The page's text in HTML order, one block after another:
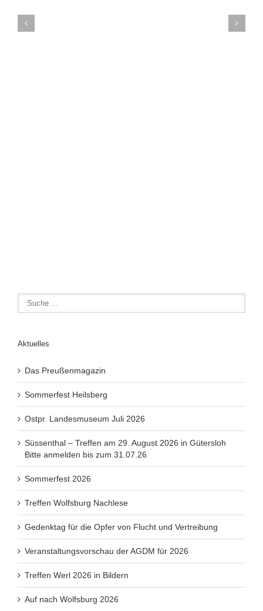
Aktuelles
Das Preußenmagazin
Sommerfest Heilsberg
Ostpr. Landesmuseum Juli 2026
Süssenthal – Treffen am 29. August 2026 in Gütersloh
Bitte anmelden bis zum 31.07.26
Sommerfest 2026
Treffen Wolfsburg Nachlese
Gedenktag für die Opfer von Flucht und Vertreibung
Veranstaltungsvorschau der AGDM für 2026
Treffen Werl 2026 in Bildern
Auf nach Wolfsburg 2026